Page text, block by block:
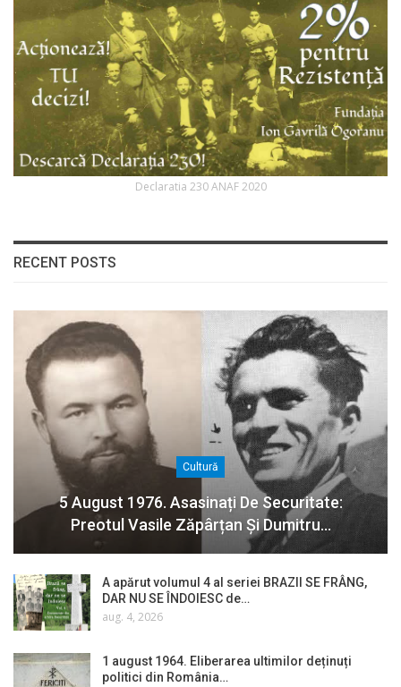
Declaratia 230 ANAF 2020
RECENT POSTS
Cultură
5 August 1976. Asasinați De Securitate:
Preotul Vasile Zăpârțan Și Dumitru…
A apărut volumul 4 al seriei BRAZII SE FRÂNG,
DAR NU SE ÎNDOIESC de…
aug. 4, 2026
1 august 1964. Eliberarea ultimilor deținuți
politici din România…